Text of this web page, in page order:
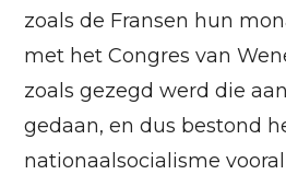
zoals de Fransen hun
met het Congres van
zoals gezegd werd die
gedaan, en dus bestond
nationaalsocialisme